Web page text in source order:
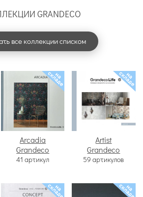
GRANDECO
все коллекции списком
Arcadia
Grandeco
41 артикул
Artist
Grandeco
59 артикулов